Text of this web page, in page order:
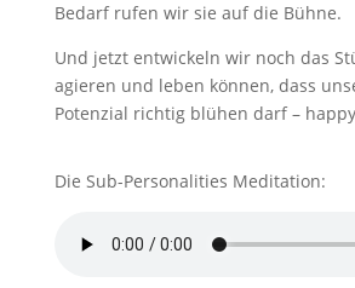
Bedarf rufen wir sie auf die Bühne.
Und jetzt entwickeln wir noch das
agieren und leben können, dass
Potenzial richtig blühen darf –
Die Sub-Personalities Meditation: